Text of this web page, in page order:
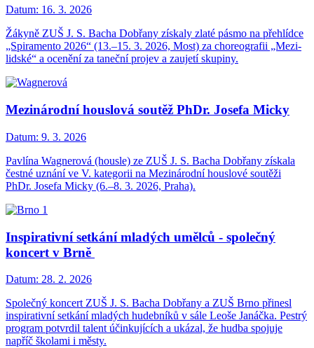
Datum: 16. 3. 2026
Žákyně ZUŠ J. S. Bacha Dobřany získaly zlaté pásmo na přehlídce
„Spiramento 2026“ (13.–15. 3. 2026, Most) za choreografii „Mezi-
lidské“ a ocenění za taneční projev a zaujetí skupiny.
Mezinárodní houslová soutěž PhDr. Josefa Micky
Datum: 9. 3. 2026
Pavlína Wagnerová (housle) ze ZUŠ J. S. Bacha Dobřany získala
čestné uznání ve V. kategorii na Mezinárodní houslové soutěži
PhDr. Josefa Micky (6.–8. 3. 2026, Praha).
Inspirativní setkání mladých umělců - společný
koncert v Brně
Datum: 28. 2. 2026
Společný koncert ZUŠ J. S. Bacha Dobřany a ZUŠ Brno přinesl
inspirativní setkání mladých hudebníků v sále Leoše Janáčka. Pestrý
program potvrdil talent účinkujících a ukázal, že hudba spojuje
napříč školami i městy.